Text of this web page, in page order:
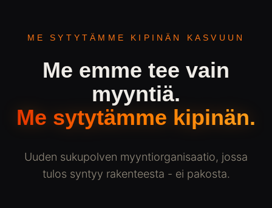
​ME SYTYTÄMME KIPINÄN KASVUUN
Me emme tee vain
myyntiä.
Me sytytämme kipinän.
Uuden sukupolven myyntiorganisaatio, jossa
tulos syntyy rakenteesta - ei pakosta.